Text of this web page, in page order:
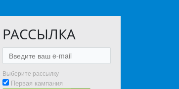
РАССЫЛКА
Выберите рассылку
Первая кампания